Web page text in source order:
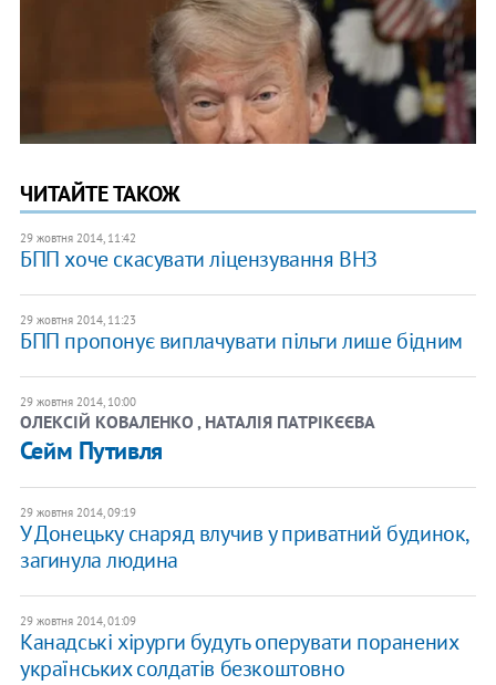
ЧИТАЙТЕ ТАКОЖ
29 жовтня 2014, 11:42
БПП хоче скасувати ліцензування ВНЗ
29 жовтня 2014, 11:23
БПП пропонує виплачувати пільги лише бідним
29 жовтня 2014, 10:00
ОЛЕКСІЙ КОВАЛЕНКО , НАТАЛІЯ ПАТРІКЄЄВА
Сейм Путивля
29 жовтня 2014, 09:19
У Донецьку снаряд влучив у приватний будинок,
загинула людина
29 жовтня 2014, 01:09
Канадські хірурги будуть оперувати поранених
українських солдатів безкоштовно